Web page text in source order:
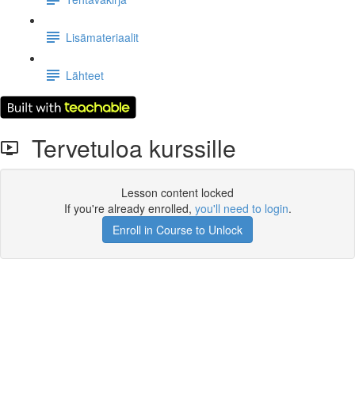
Lisämateriaalit
Lähteet
Tervetuloa kurssille
Lesson content locked
If you're already enrolled, you'll need to login.
Enroll in Course to Unlock